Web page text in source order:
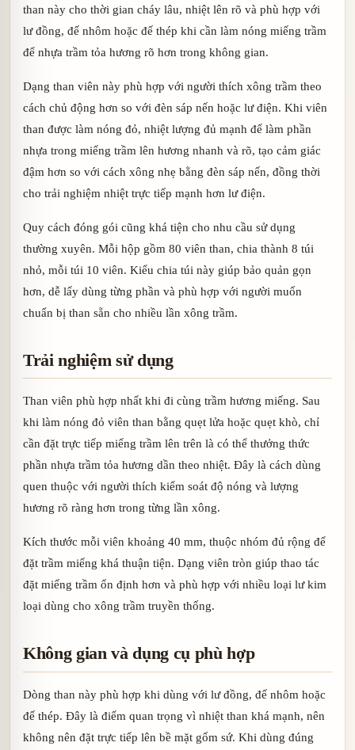
than này cho thời gian cháy lâu, nhiệt lên rõ và phù hợp với
lư đồng, đế nhôm hoặc đế thép khi cần làm nóng miếng trầm
để nhựa trầm tỏa hương rõ hơn trong không gian.
Dạng than viên này phù hợp với người thích xông trầm theo
cách chủ động hơn so với đèn sáp nến hoặc lư điện. Khi viên
than được làm nóng đỏ, nhiệt lượng đủ mạnh để làm phần
nhựa trong miếng trầm lên hương nhanh và rõ, tạo cảm giác
đậm hơn so với cách xông nhẹ bằng đèn sáp nến, đồng thời
cho trải nghiệm nhiệt trực tiếp mạnh hơn lư điện.
Quy cách đóng gói cũng khá tiện cho nhu cầu sử dụng
thường xuyên. Mỗi hộp gồm 80 viên than, chia thành 8 túi
nhỏ, mỗi túi 10 viên. Kiểu chia túi này giúp bảo quản gọn
hơn, dễ lấy dùng từng phần và phù hợp với người muốn
chuẩn bị than sẵn cho nhiều lần xông trầm.
Trải nghiệm sử dụng
Than viên phù hợp nhất khi đi cùng trầm hương miếng. Sau
khi làm nóng đỏ viên than bằng quẹt lửa hoặc quẹt khò, chỉ
cần đặt trực tiếp miếng trầm lên trên là có thể thưởng thức
phần nhựa trầm tỏa hương dần theo nhiệt. Đây là cách dùng
quen thuộc với người thích kiểm soát độ nóng và lượng
hương rõ ràng hơn trong từng lần xông.
Kích thước mỗi viên khoảng 40 mm, thuộc nhóm đủ rộng để
đặt trầm miếng khá thuận tiện. Dạng viên tròn giúp thao tác
đặt miếng trầm ổn định hơn và phù hợp với nhiều loại lư kim
loại dùng cho xông trầm truyền thống.
Không gian và dụng cụ phù hợp
Dòng than này phù hợp khi dùng với lư đồng, đế nhôm hoặc
đế thép. Đây là điểm quan trọng vì nhiệt than khá mạnh, nên
không nên đặt trực tiếp lên bề mặt gốm sứ. Khi dùng đúng